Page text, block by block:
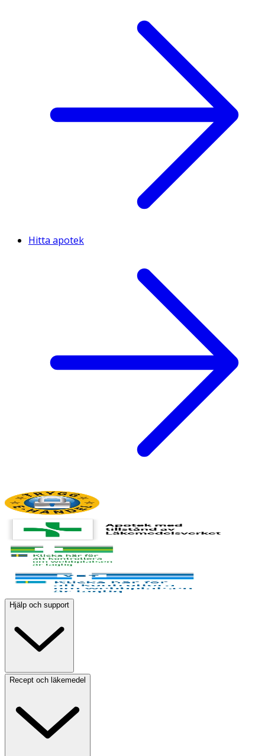
Hitta apotek
Hjälp och support
Recept och läkemedel